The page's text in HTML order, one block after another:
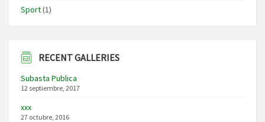
Sport(1)
RECENT GALLERIES
Subasta Publica
12 septiembre, 2017
xxx
27 octubre, 2016